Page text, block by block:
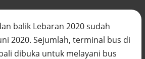
balik Lebaran 2020 sudah
2020. Sejumlah, terminal bus di
dibuka untuk melayani bus
minta penerbitan sertifikat pagar
diproses hukum
- Peristiwa